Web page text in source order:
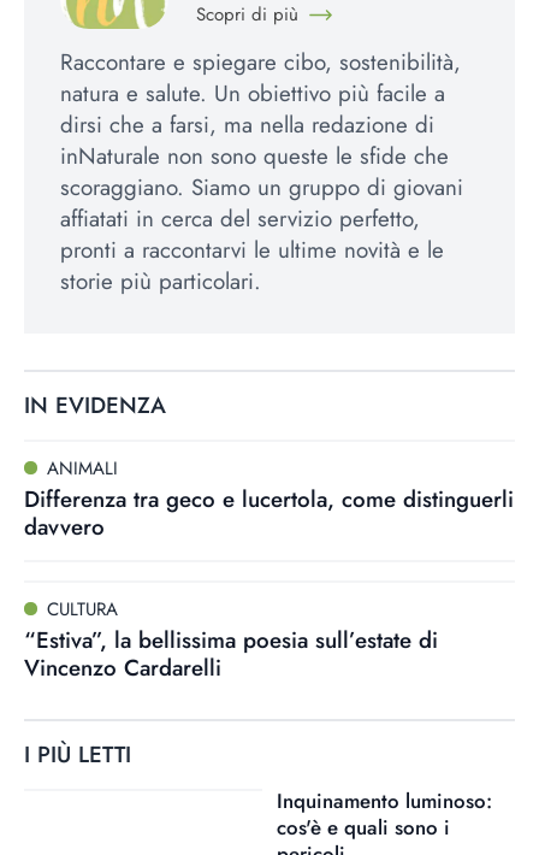
Scopri di più
Raccontare e spiegare cibo, sostenibilità,
natura e salute. Un obiettivo più facile a
dirsi che a farsi, ma nella redazione di
inNaturale non sono queste le sfide che
scoraggiano. Siamo un gruppo di giovani
affiatati in cerca del servizio perfetto,
pronti a raccontarvi le ultime novità e le
storie più particolari.
IN EVIDENZA
ANIMALI
Differenza tra geco e lucertola, come distinguerli
davvero
CULTURA
“Estiva”, la bellissima poesia sull’estate di
Vincenzo Cardarelli
I PIÙ LETTI
Inquinamento luminoso:
cos'è e quali sono i